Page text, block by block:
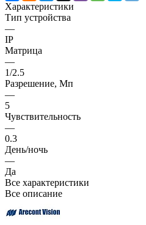
Характеристики
Тип устройства
—
IP
Матрица
—
1/2.5
Разрешение, Мп
—
5
Чувствительность
—
0.3
День/ночь
—
Да
Все характеристики
Все описание